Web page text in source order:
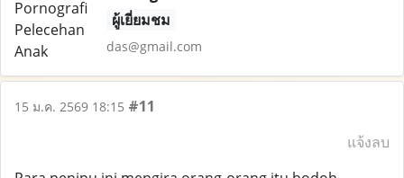
ผู้เยี่ยมชม
das@gmail.com
15 ม.ค. 2569 18:15 #11
แจ้งลบ